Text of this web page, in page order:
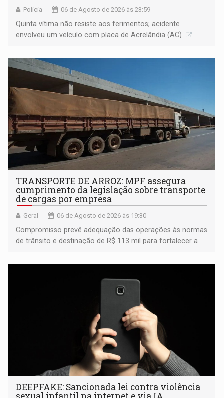
Polícia 06 de Agosto de 2026 às 23:59
Quinta vítima não resiste aos ferimentos; acidente
envolveu um veículo com placa de Acrelândia (AC)
TRANSPORTE DE ARROZ: MPF assegura
cumprimento da legislação sobre transporte
de cargas por empresa
Geral 06 de Agosto de 2026 às 19:30
Compromisso prevê adequação das operações às normas
de trânsito e destinação de R$ 113 mil para fortalecer a
DEEPFAKE: Sancionada lei contra violência